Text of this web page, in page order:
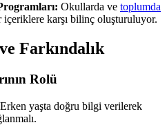
Okullarda ve toplumda
içeriklere karşı bilinç oluşturuluyor.
Farkındalık
Rolü
Erken yaşta doğru bilgi verilerek